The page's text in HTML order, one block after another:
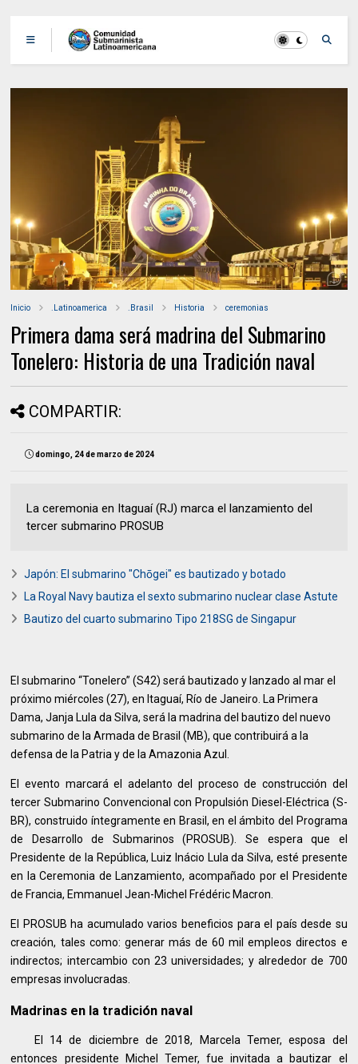
Inicio .Latinoamerica .Brasil Historia ceremonias
Primera dama será madrina del Submarino
Tonelero: Historia de una Tradición naval
COMPARTIR:
domingo, 24 de marzo de 2024
La ceremonia en Itaguaí (RJ) marca el lanzamiento del
tercer submarino PROSUB
Japón: El submarino "Chōgei" es bautizado y botado
La Royal Navy bautiza el sexto submarino nuclear clase Astute
Bautizo del cuarto submarino Tipo 218SG de Singapur
El submarino “Tonelero” (S42) será bautizado y lanzado al mar el
próximo miércoles (27), en Itaguaí, Río de Janeiro. La Primera
Dama, Janja Lula da Silva, será la madrina del bautizo del nuevo
submarino de la Armada de Brasil (MB), que contribuirá a la
defensa de la Patria y de la Amazonia Azul.
El evento marcará el adelanto del proceso de construcción del
tercer Submarino Convencional con Propulsión Diesel-Eléctrica (S-
BR), construido íntegramente en Brasil, en el ámbito del Programa
de Desarrollo de Submarinos (PROSUB). Se espera que el
Presidente de la República, Luiz Inácio Lula da Silva, esté presente
en la Ceremonia de Lanzamiento, acompañado por el Presidente
de Francia, Emmanuel Jean-Michel Frédéric Macron.
El PROSUB ha acumulado varios beneficios para el país desde su
creación, tales como: generar más de 60 mil empleos directos e
indirectos; intercambio con 23 universidades; y alrededor de 700
empresas involucradas.
Madrinas en la tradición naval
El 14 de diciembre de 2018, Marcela Temer, esposa del
entonces presidente Michel Temer, fue invitada a bautizar el